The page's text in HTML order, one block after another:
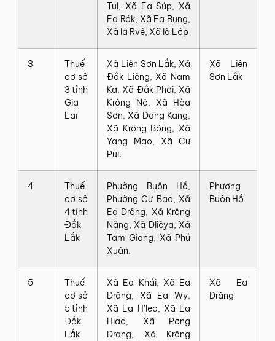
Tul, Xã Ea Súp, Xã
Ea Rók, Xã Ea Bung,
Xã la Rvê, Xã là Lớp
3
Thuế
cơ sở
3 tỉnh
Gia
Lai
Xã Liên Sơn Lắk, Xã
Đắk Liêng, Xã Nam
Ka, Xã Đắk Phơi, Xã
Krông Nô, Xã Hòa
Sơn, Xã Dang Kang,
Xã Krông Bông, Xã
Yang Mao, Xã Cư
Pui.
Xã Liên
Sơn Lắk
4
Thuế
cơ sở
4 tỉnh
Đắk
Lắk
Phường Buôn Hồ,
Phường Cư Bao, Xã
Ea Drông, Xã Krông
Năng, Xã Dliêya, Xã
Tam Giang, Xã Phú
Xuân.
Phương
Buôn Hồ
5
Thuế
cơ sở
5 tỉnh
Đắk
Lắk
Xã Ea Khái, Xã Ea
Drăng, Xã Ea Wy,
Xã Ea H’leo, Xã Ea
Hiao, Xã Pơng
Drang, Xã Krông
Xã Ea
Drăng